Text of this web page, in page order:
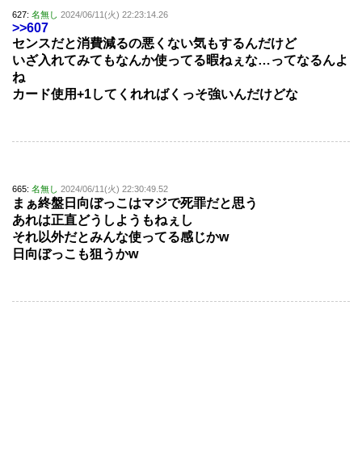
627: 名無し 2024/06/11(火) 22:23:14.26
>>607
センスだと消費減るの悪くない気もするんだけど
いざ入れてみてもなんか使ってる暇ねぇな…ってなるんよ
ね
カード使用+1してくれればくっそ強いんだけどな
665: 名無し 2024/06/11(火) 22:30:49.52
まぁ終盤日向ぼっこはマジで死罪だと思う
あれは正直どうしようもねぇし
それ以外だとみんな使ってる感じかw
日向ぼっこも狙うかw